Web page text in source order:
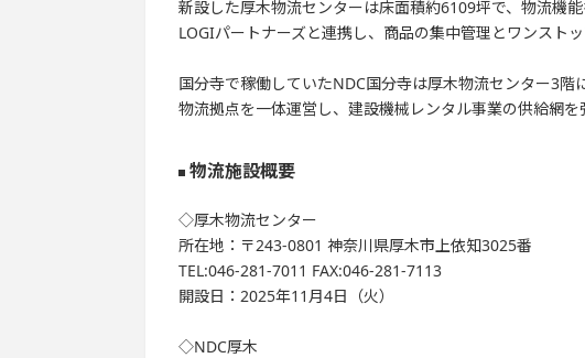
新設した厚木物流センターは床面積約6109坪で、物流機
LOGIパートナーズと連携し、商品の集中管理とワンスト
国分寺で稼働していたNDC国分寺は厚木物流センター3
物流拠点を一体運営し、建設機械レンタル事業の供給網を
物流施設概要
◇厚木物流センター
所在地：〒243-0801 神奈川県厚木市上依知3025番
TEL:046-281-7011 FAX:046-281-7113
開設日：2025年11月4日（火）
◇NDC厚木